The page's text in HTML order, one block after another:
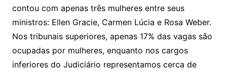
contou com apenas três mulheres entre seus
ministros: Ellen Gracie, Carmen Lúcia e Rosa Weber.
Nos tribunais superiores, apenas 17% das vagas são
ocupadas por mulheres, enquanto nos cargos
inferiores do Judiciário representamos cerca de